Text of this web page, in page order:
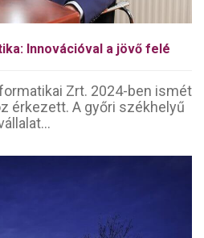
Innovációval a jövő felé
Zrt. 2024-ben ismét
érkezett. A győri székhelyű